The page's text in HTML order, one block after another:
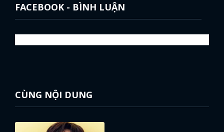
FACEBOOK - BÌNH LUẬN
CÙNG NỘI DUNG